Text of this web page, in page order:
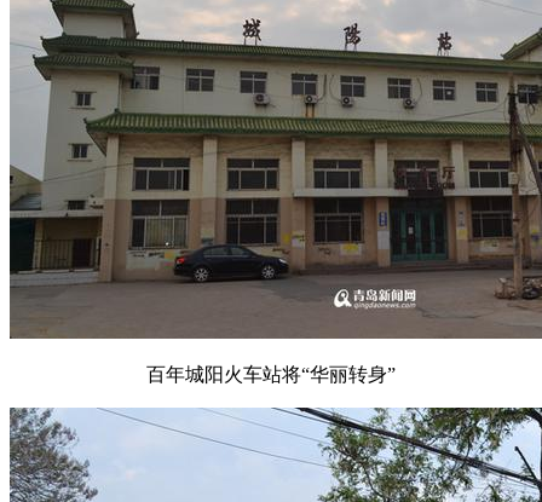
百年城阳火车站将“华丽转身”